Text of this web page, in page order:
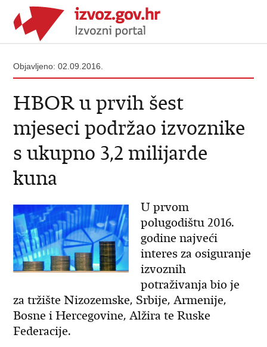
Objavljeno: 02.09.2016.
HBOR u prvih šest
mjeseci podržao izvoznike
s ukupno 3,2 milijarde
kuna
U prvom
polugodištu 2016.
godine najveći
interes za osiguranje
izvoznih
potraživanja bio je
za tržište Nizozemske, Srbije, Armenije,
Bosne i Hercegovine, Alžira te Ruske
Federacije.